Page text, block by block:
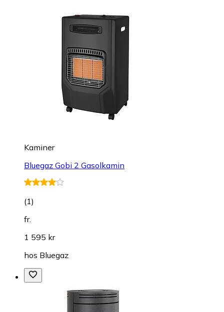
Kaminer
Bluegaz Gobi 2 Gasolkamin
(1)
fr.
1 595 kr
hos Bluegaz